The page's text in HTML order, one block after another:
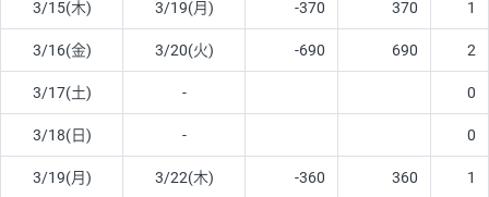
3/15(木) 3/19(月) -370 370 1
3/16(金) 3/20(火) -690 690 2
3/17(土) - 0
3/18(日) - 0
3/19(月) 3/22(木) -360 360 1